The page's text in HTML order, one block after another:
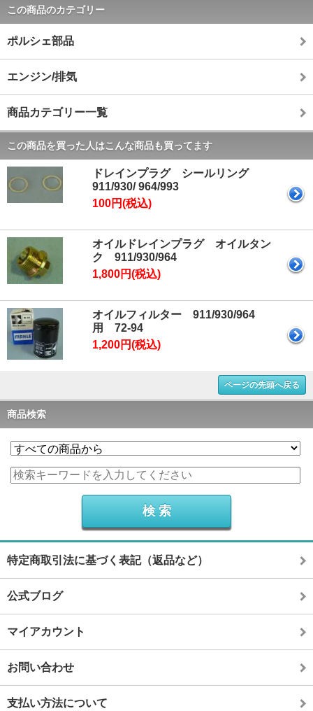
この商品のカテゴリー
ポルシェ部品
エンジン/排気
商品カテゴリー一覧
この商品を買った人はこんな商品も買ってます
ドレインプラグ シールリング
911/930/ 964/993
100円(税込)
オイルドレインプラグ オイルタン
ク 911/930/964
1,800円(税込)
オイルフィルター 911/930/964
用 72-94
1,200円(税込)
ページの先頭へ戻る
商品検索
特定商取引法に基づく表記（返品など）
公式ブログ
マイアカウント
お問い合わせ
支払い方法について